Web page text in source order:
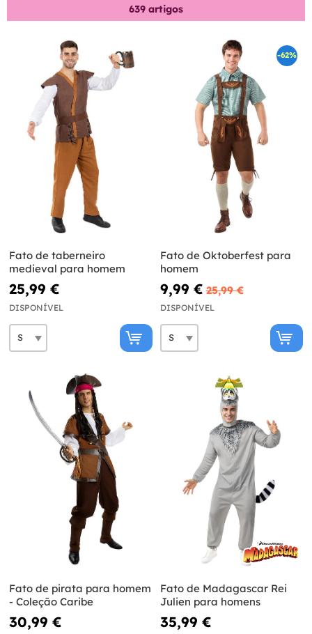
639 artigos
Fato de taberneiro
medieval para homem
25,99 €
DISPONÍVEL
-62%
Fato de Oktoberfest para
homem
9,99 € 25,99 €
DISPONÍVEL
Fato de pirata para homem
- Coleção Caribe
30,99 €
Fato de Madagascar Rei
Julien para homens
35,99 €